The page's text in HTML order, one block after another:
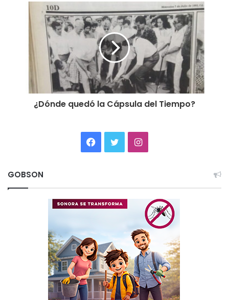
¿Dónde quedó la Cápsula del Tiempo?
Facebook
TwitterInstagram
GOBSON